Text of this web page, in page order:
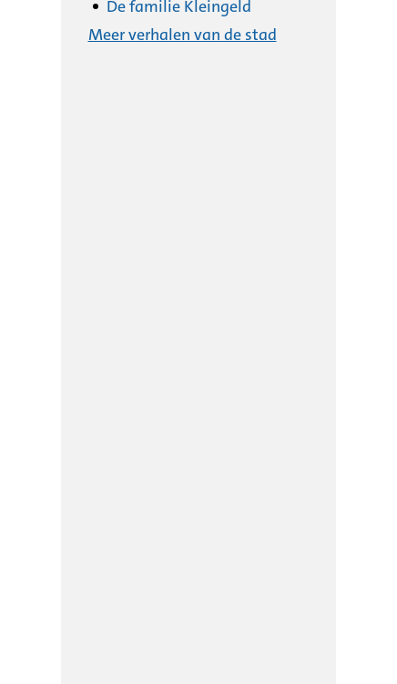
De familie Kleingeld
Meer verhalen van de stad